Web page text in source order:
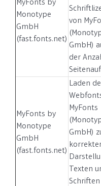
MyFonts by
Monotype
GmbH
(fast.fonts.net)
von
GmbH)
der
MyFonts by
Monotype
GmbH
(fast.fonts.net)
Laden
MyFonts
GmbH)
Texten
Schriften